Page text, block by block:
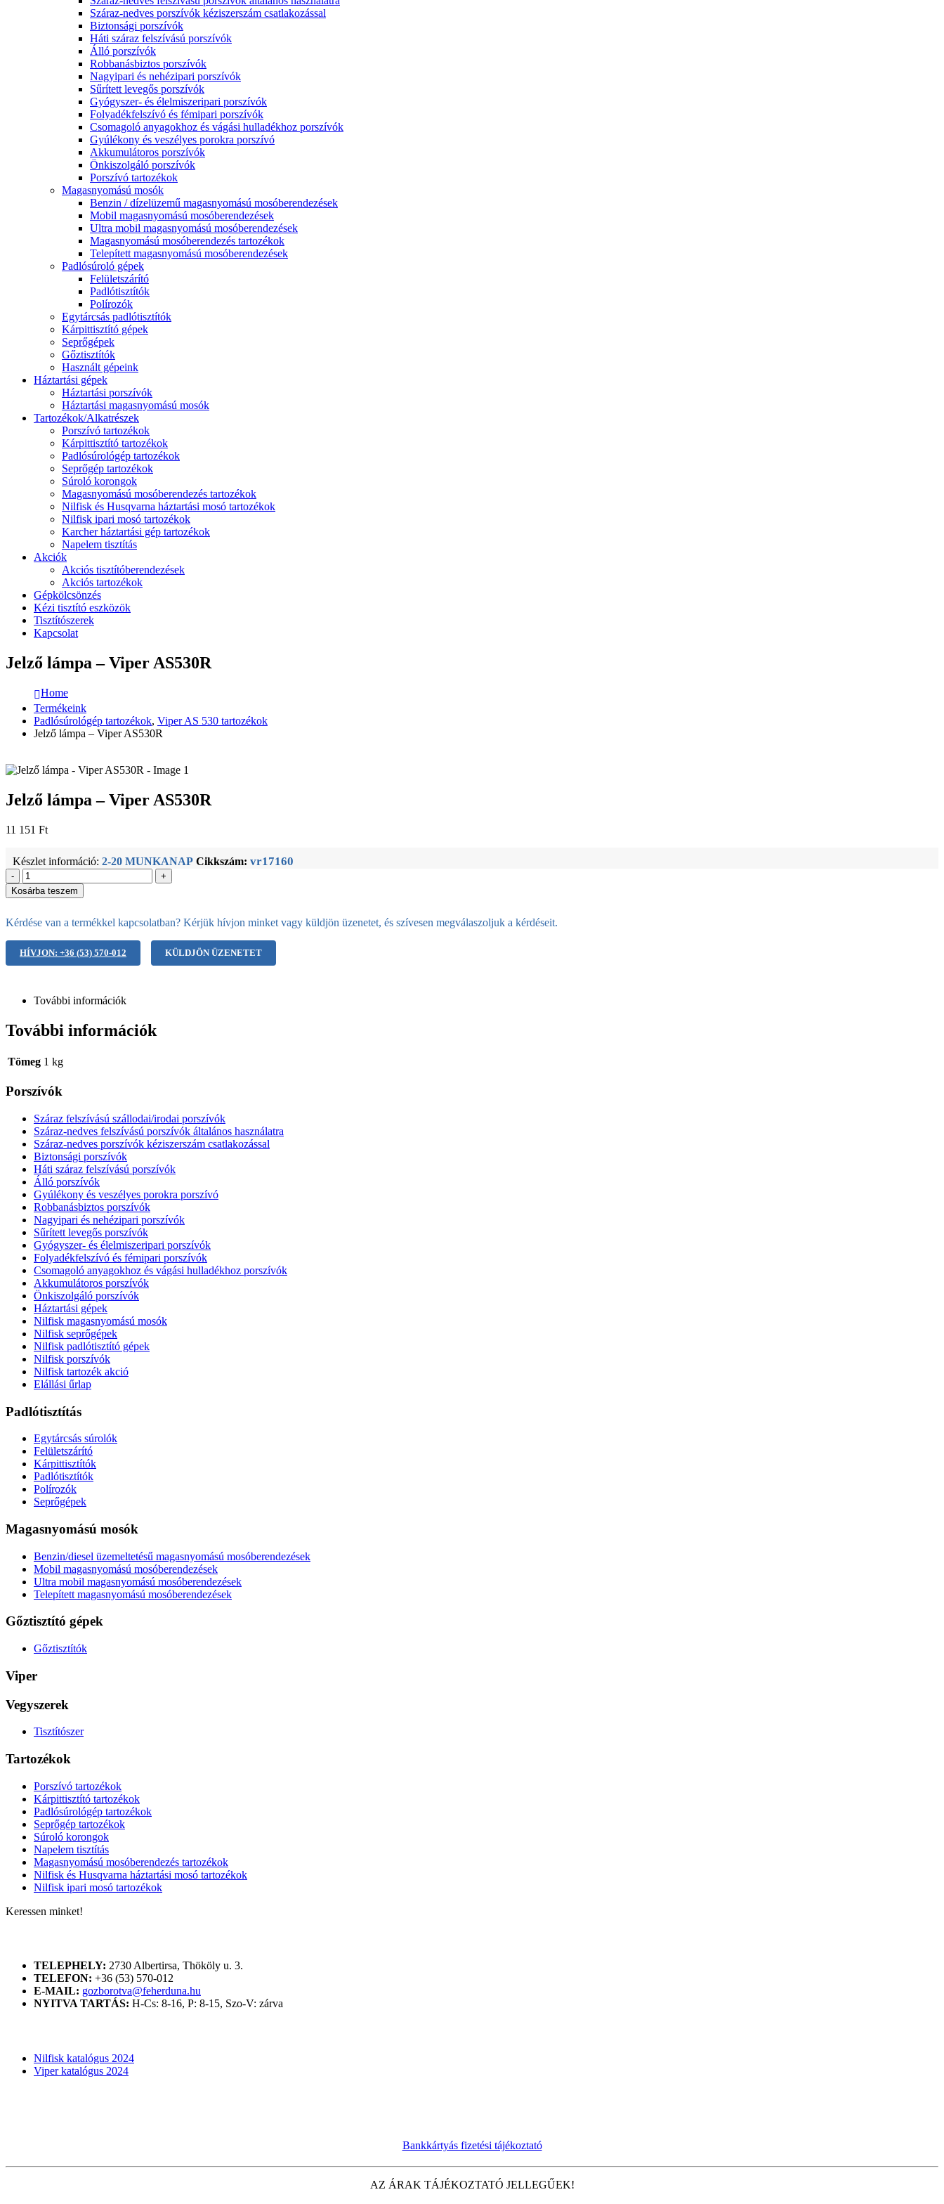
Száraz-nedves porszívók kéziszerszám csatlakozással
Biztonsági porszívók
Háti száraz felszívású porszívók
Álló porszívók
Robbanásbiztos porszívók
Nagyipari és nehézipari porszívók
Sűrített levegős porszívók
Gyógyszer- és élelmiszeripari porszívók
Folyadékfelszívó és fémipari porszívók
Csomagoló anyagokhoz és vágási hulladékhoz porszívók
Gyúlékony és veszélyes porokra porszívó
Akkumulátoros porszívók
Önkiszolgáló porszívók
Porszívó tartozékok
Magasnyomású mosók
Benzin / dízelüzemű magasnyomású mosóberendezések
Mobil magasnyomású mosóberendezések
Ultra mobil magasnyomású mosóberendezések
Magasnyomású mosóberendezés tartozékok
Telepített magasnyomású mosóberendezések
Padlósúroló gépek
Felületszárító
Padlótisztítók
Polírozók
Egytárcsás padlótisztítók
Kárpittisztító gépek
Seprőgépek
Gőztisztítók
Használt gépeink
Háztartási gépek
Háztartási porszívók
Háztartási magasnyomású mosók
Tartozékok/Alkatrészek
Porszívó tartozékok
Kárpittisztító tartozékok
Padlósúrológép tartozékok
Seprőgép tartozékok
Súroló korongok
Magasnyomású mosóberendezés tartozékok
Nilfisk és Husqvarna háztartási mosó tartozékok
Nilfisk ipari mosó tartozékok
Karcher háztartási gép tartozékok
Napelem tisztítás
Akciók
Akciós tisztítóberendezések
Akciós tartozékok
Gépkölcsönzés
Kézi tisztító eszközök
Tisztítószerek
Kapcsolat
Jelző lámpa – Viper AS530R
Home
Termékeink
Padlósúrológép tartozékok, Viper AS 530 tartozékok
Jelző lámpa – Viper AS530R
Jelző lámpa – Viper AS530R
11 151 Ft
Készlet információ: 2-20 MUNKANAP Cikkszám: vr17160
-
+
Kosárba teszem
Kérdése van a termékkel kapcsolatban? Kérjük hívjon minket vagy küldjön üzenetet, és szívesen megválaszoljuk a kérdéseit.
HÍVJON: +36 (53) 570-012 KÜLDJÖN ÜZENETET
További információk
További információk
Tömeg 1 kg
Porszívók
Száraz felszívású szállodai/irodai porszívók
Száraz-nedves felszívású porszívók általános használatra
Száraz-nedves porszívók kéziszerszám csatlakozással
Biztonsági porszívók
Háti száraz felszívású porszívók
Álló porszívók
Gyúlékony és veszélyes porokra porszívó
Robbanásbiztos porszívók
Nagyipari és nehézipari porszívók
Sűrített levegős porszívók
Gyógyszer- és élelmiszeripari porszívók
Folyadékfelszívó és fémipari porszívók
Csomagoló anyagokhoz és vágási hulladékhoz porszívók
Akkumulátoros porszívók
Önkiszolgáló porszívók
Háztartási gépek
Nilfisk magasnyomású mosók
Nilfisk seprőgépek
Nilfisk padlótisztító gépek
Nilfisk porszívók
Nilfisk tartozék akció
Elállási űrlap
Padlótisztítás
Egytárcsás súrolók
Felületszárító
Kárpittisztítók
Padlótisztítók
Polírozók
Seprőgépek
Magasnyomású mosók
Benzin/diesel üzemeltetésű magasnyomású mosóberendezések
Mobil magasnyomású mosóberendezések
Ultra mobil magasnyomású mosóberendezések
Telepített magasnyomású mosóberendezések
Gőztisztító gépek
Gőztisztítók
Viper
Vegyszerek
Tisztítószer
Tartozékok
Porszívó tartozékok
Kárpittisztító tartozékok
Padlósúrológép tartozékok
Seprőgép tartozékok
Súroló korongok
Napelem tisztítás
Magasnyomású mosóberendezés tartozékok
Nilfisk és Husqvarna háztartási mosó tartozékok
Nilfisk ipari mosó tartozékok
Keressen minket!
TELEPHELY: 2730 Albertirsa, Thököly u. 3.
TELEFON: +36 (53) 570-012
E-MAIL: gozborotva@feherduna.hu
NYITVA TARTÁS: H-Cs: 8-16, P: 8-15, Szo-V: zárva
Nilfisk katalógus 2024
Viper katalógus 2024
Bankkártyás fizetési tájékoztató
AZ ÁRAK TÁJÉKOZTATÓ JELLEGŰEK!